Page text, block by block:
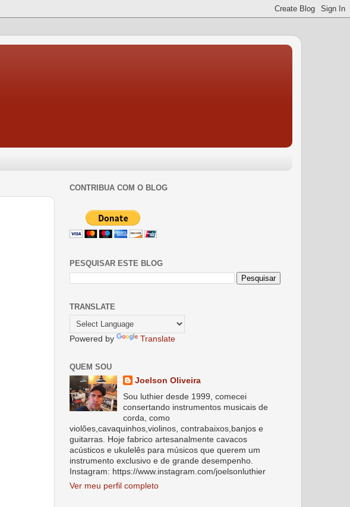
CONTRIBUA COM O BLOG
PESQUISAR ESTE BLOG
TRANSLATE
Powered by Translate
QUEM SOU
Joelson Oliveira
Sou luthier desde 1999, comecei
consertando instrumentos musicais de
corda, como
violões,cavaquinhos,violinos, contrabaixos,banjos e
guitarras. Hoje fabrico artesanalmente cavacos
acústicos e ukulelês para músicos que querem um
instrumento exclusivo e de grande desempenho.
Instagram: https://www.instagram.com/joelsonluthier
Ver meu perfil completo